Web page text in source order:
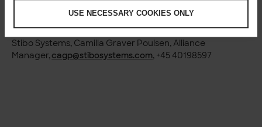
USE NECESSARY COOKIES ONLY
Solita, Mikael Ojala, Senior Vice President, Connected
Data,mikael.ojala@solita.fi, +358 50 919 3535
Stibo Systems, Camilla Graver Poulsen, Alliance
Manager,cagp@stibosystems.com, +45 40198597